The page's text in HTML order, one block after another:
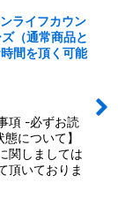
ライフカウン
（通常商品と
間を頂く可能
項 -必ずお読
について】
関しましては
頂いておりま